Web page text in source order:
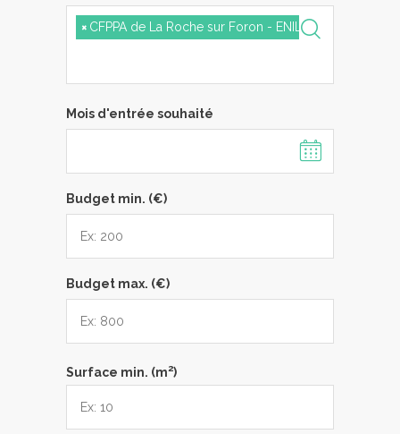
× CFPPA de La Roche sur Foron - ENILV
Mois d'entrée souhaité
Budget min. (€)
Budget max. (€)
Surface min. (m2)